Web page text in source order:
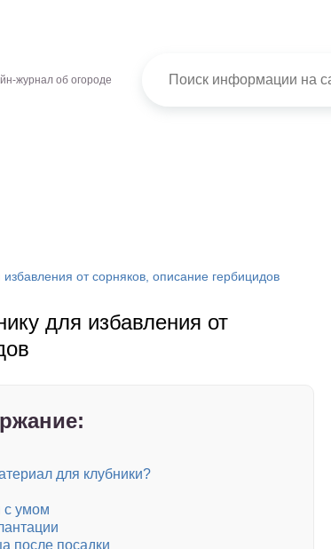
журнал об огороде
от сорняков, описание гербицидов
для избавления от
для клубники?
с умом
после посадки